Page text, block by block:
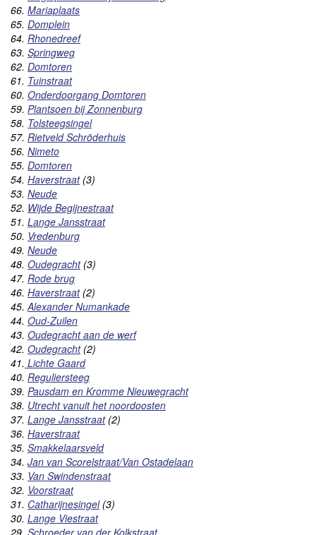
66. Mariaplaats
65. Domplein
64. Rhonedreef
63. Springweg
62. Domtoren
61. Tuinstraat
60. Onderdoorgang Domtoren
59. Plantsoen bij Zonnenburg
58. Tolsteegsingel
57. Rietveld Schröderhuis
56. Nimeto
55. Domtoren
54. Haverstraat(3)
53. Neude
52. Wijde Begijnestraat
51. Lange Jansstraat
50. Vredenburg
49. Neude
48. Oudegracht(3)
47. Rode brug
46. Haverstraat(2)
45.Alexander Numankade
44. Oud-Zuilen
43. Oudegracht aan de werf
42. Oudegracht(2)
41. Lichte Gaard
40. Reguliersteeg
39. Pausdam en Kromme Nieuwegracht
38. Utrecht vanuit het noordoosten
37. Lange Jansstraat(2)
36. Haverstraat
35. Smakkelaarsveld
34. Jan van Scorelstraat/Van Ostadelaan
33. Van Swindenstraat
32. Voorstraat
31. Catharijnesingel(3)
30. Lange Viestraat
29. Schroeder van der Kolkstraat